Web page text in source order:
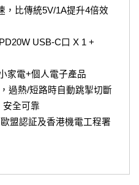
，比傳統5V/1A提升4倍效
USB-C口 X 1 +
家電+個人電子產品
過熱/短路時自動跳掣切斷
安全可靠
盟認証及香港機電工程署